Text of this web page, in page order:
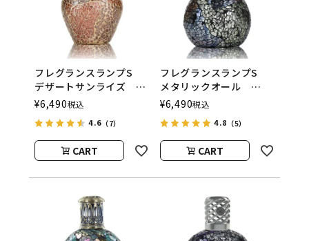
フレグランスランプS
デザートサンライズ
ASHLEIGH&BURWOOD
（アシュレイアンドバー
ウッド）
¥6,490税込
4.6 （7）
CART
フレグランスランプS
メタリックオール
ASHLEIGH&BURWOOD
（アシュレイアンドバー
ウッド）
¥6,490税込
4.8 （5）
CART